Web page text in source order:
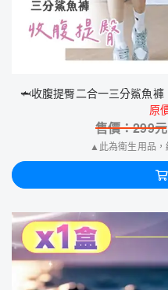
🦈收腹提臀二合一三分鯊魚
原
售價：299元
▲此為衛生用品